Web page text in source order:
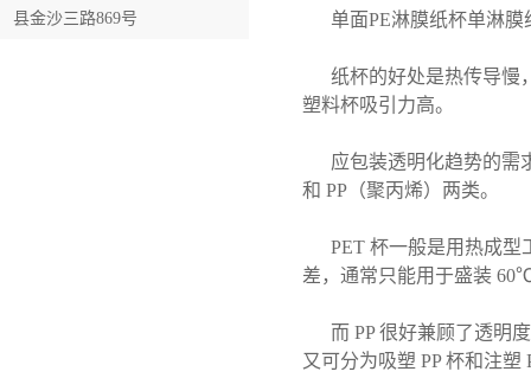
县金沙三路869号
单面PE淋膜纸杯单淋
纸杯的好处是热传导慢
塑料杯吸引力高。
应包装透明化趋势的需
和 PP（聚丙烯）两类。
PET 杯一般是用热成
差，通常只能用于盛装
而 PP 很好兼顾了透明
又可分为吸塑 PP 杯和注塑